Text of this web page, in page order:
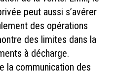
peut aussi s’avérer
des opérations
des limites dans la
à décharge.
la communication des